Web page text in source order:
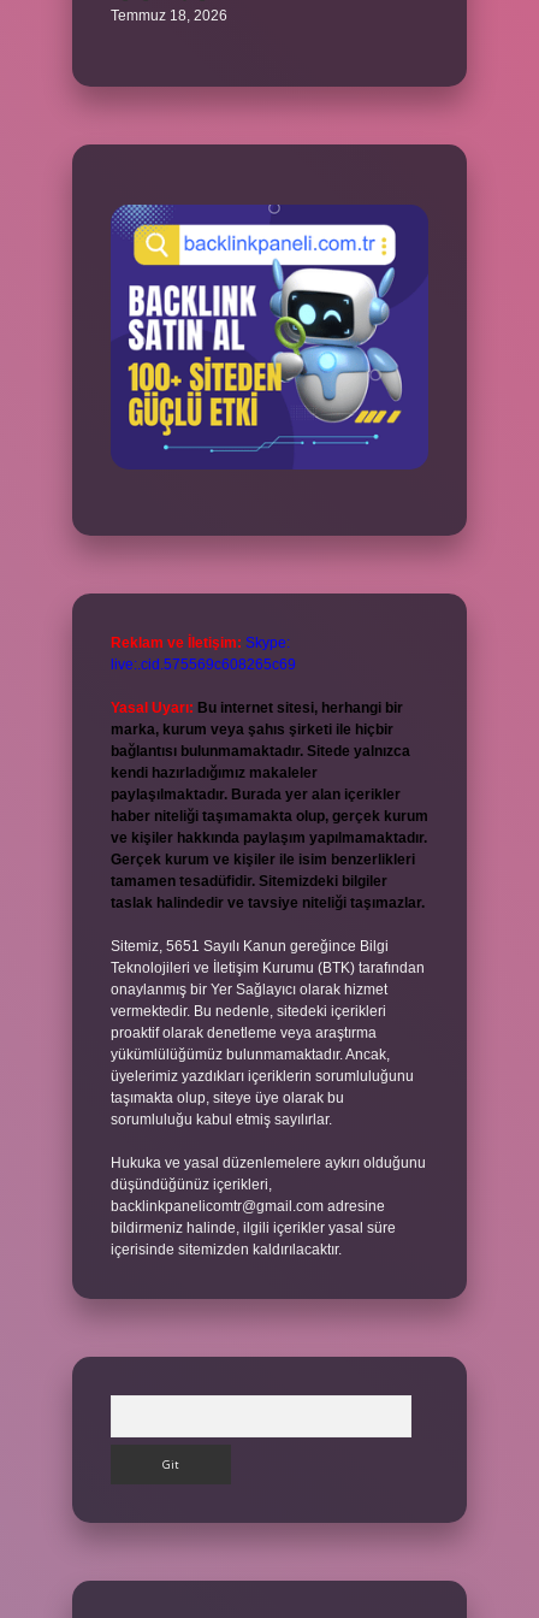
Temmuz 18, 2026
Reklam ve İletişim: Skype:
live:.cid.575569c608265c69
Yasal Uyarı: Bu internet sitesi, herhangi bir
marka, kurum veya şahıs şirketi ile hiçbir
bağlantısı bulunmamaktadır. Sitede yalnızca
kendi hazırladığımız makaleler
paylaşılmaktadır. Burada yer alan içerikler
haber niteliği taşımamakta olup, gerçek kurum
ve kişiler hakkında paylaşım yapılmamaktadır.
Gerçek kurum ve kişiler ile isim benzerlikleri
tamamen tesadüfidir. Sitemizdeki bilgiler
taslak halindedir ve tavsiye niteliği taşımazlar.
Sitemiz, 5651 Sayılı Kanun gereğince Bilgi
Teknolojileri ve İletişim Kurumu (BTK) tarafından
onaylanmış bir Yer Sağlayıcı olarak hizmet
vermektedir. Bu nedenle, sitedeki içerikleri
proaktif olarak denetleme veya araştırma
yükümlülüğümüz bulunmamaktadır. Ancak,
üyelerimiz yazdıkları içeriklerin sorumluluğunu
taşımakta olup, siteye üye olarak bu
sorumluluğu kabul etmiş sayılırlar.
Hukuka ve yasal düzenlemelere aykırı olduğunu
düşündüğünüz içerikleri,
backlinkpanelicomtr@gmail.com adresine
bildirmeniz halinde, ilgili içerikler yasal süre
içerisinde sitemizden kaldırılacaktır.